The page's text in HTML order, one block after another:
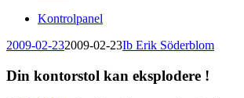
Kontrolpanel
2009-02-232009-02-23Ib Erik Söderblom
Din kontorstol kan eksplodere !